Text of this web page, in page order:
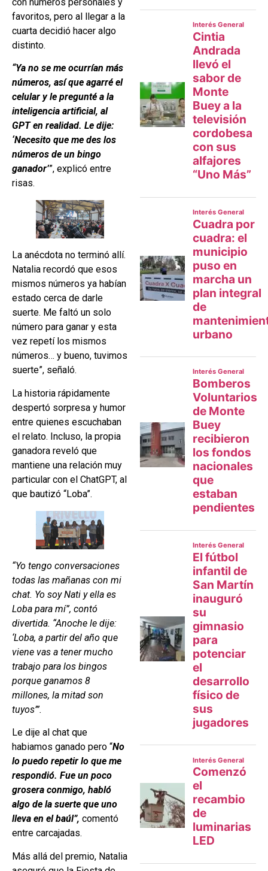
favoritos, pero al llegar a la
cuarta decidió hacer algo
distinto.
“Ya no se me ocurrían más
números, así que agarré el
celular y le pregunté a la
inteligencia artificial, al
GPT en realidad. Le dije:
‘Necesito que me des los
números de un bingo
ganador’”, explicó entre
risas.
La anécdota no terminó allí.
Natalia recordó que esos
mismos números ya habían
estado cerca de darle
suerte. Me faltó un solo
número para ganar y esta
vez repetí los mismos
números… y bueno, tuvimos
suerte”, señaló.
La historia rápidamente
despertó sorpresa y humor
entre quienes escuchaban
el relato. Incluso, la propia
ganadora reveló que
mantiene una relación muy
particular con el ChatGPT, al
que bautizó “Loba”.
“Yo tengo conversaciones
todas las mañanas con mi
chat. Yo soy Nati y ella es
Loba para mí”, contó
divertida. “Anoche le dije:
‘Loba, a partir del año que
viene vas a tener mucho
trabajo para los bingos
porque ganamos 8
millones, la mitad son
tuyos’”.
Le dije al chat que
habiamos ganado pero “No
lo puedo repetir lo que me
respondió. Fue un poco
grosera conmigo, habló
algo de la suerte que uno
lleva en el baúl”, comentó
entre carcajadas.
Más allá del premio, Natalia